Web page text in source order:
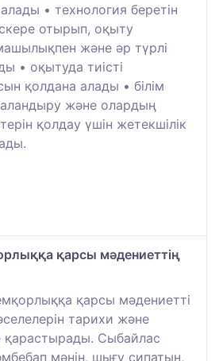
• технология беретін
отырып, оқыту
және әр түрлі
• оқытуда тиісті
қолдана алады • білім
және олардың
қолдау үшін жетекшілік
қарсы мәдениеттің
қарсы мәдениетті
тарихи және
қарастырады. Сыбайлас
мәнін, шығу сипатын,